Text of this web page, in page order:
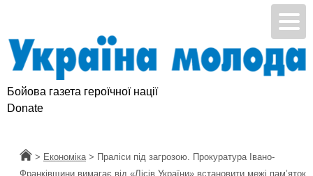
Бойова газета героїчної нації
Donate
Головна
> Економіка > Праліси під загрозою. Прокуратура Івано-
Франківщини вимагає від «Лісів України» встановити межі пам’яток